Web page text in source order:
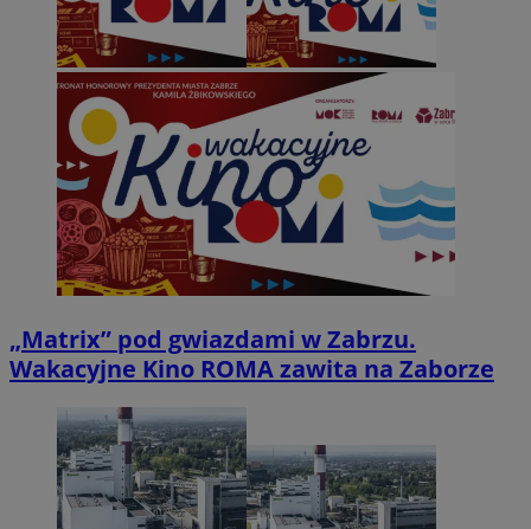
„Matrix” pod gwiazdami w Zabrzu.
Wakacyjne Kino ROMA zawita na Zaborze